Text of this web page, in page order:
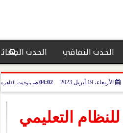
الحدث الثقافي الحدث القضائي
الأربعاء، 19 أبريل 2023 04:02 مـ بتوقيت القاهرة
التعليمي